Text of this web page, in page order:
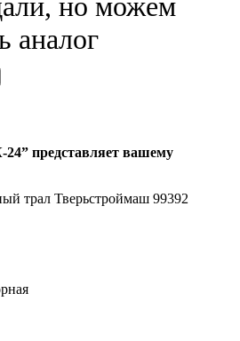
аналог
представляет вашему
трал Тверьстроймаш 99392